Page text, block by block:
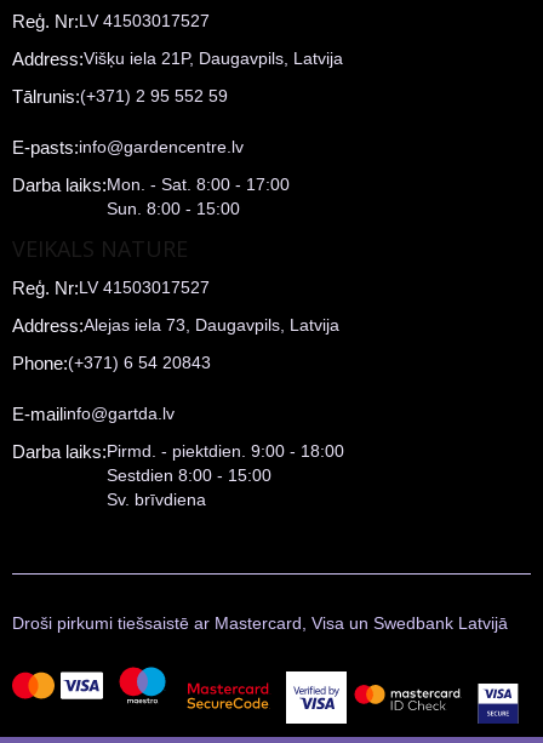
Reģ. Nr:LV 41503017527
Address:Višķu iela 21P, Daugavpils, Latvija
Tālrunis:(+371) 2 95 552 59
E-pasts:info@gardencentre.lv
Darba laiks:Mon. - Sat. 8:00 - 17:00
Sun. 8:00 - 15:00
VEIKALS NATURE
Reģ. Nr:LV 41503017527
Address:Alejas iela 73, Daugavpils, Latvija
Phone:(+371) 6 54 20843
E-mailinfo@gartda.lv
Darba laiks:Pirmd. - piektdien. 9:00 - 18:00
Sestdien 8:00 - 15:00
Sv. brīvdiena
Droši pirkumi tiešsaistē ar Mastercard, Visa un Swedbank Latvijā